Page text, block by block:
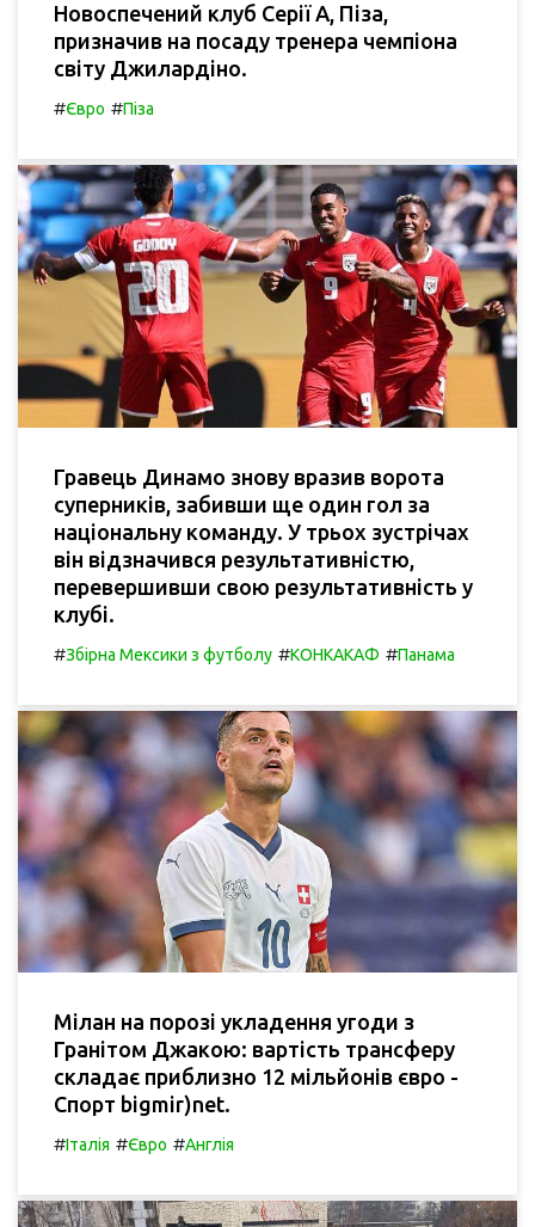
Новоспечений клуб Серії А, Піза,
призначив на посаду тренера чемпіона
світу Джилардіно.
#Євро #Піза
Гравець Динамо знову вразив ворота
суперників, забивши ще один гол за
національну команду. У трьох зустрічах
він відзначився результативністю,
перевершивши свою результативність у
клубі.
#Збірна Мексики з футболу #КОНКАКАФ #Панама
Мілан на порозі укладення угоди з
Гранітом Джакою: вартість трансферу
складає приблизно 12 мільйонів євро -
Спорт bigmir)net.
#Італія #Євро #Англія